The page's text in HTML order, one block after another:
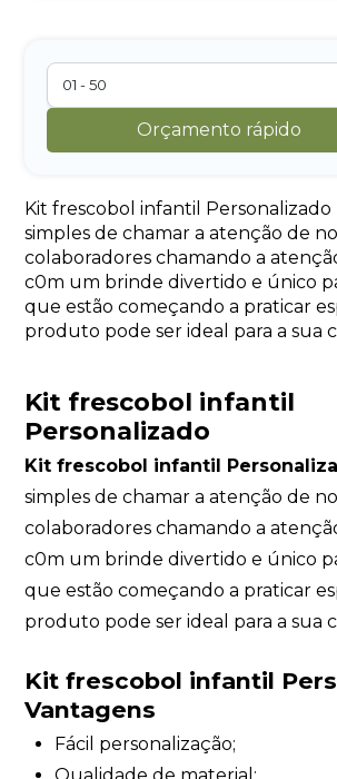
Orçamento rápido
Kit frescobol infantil
simples de chamar a atenção de
colaboradores chamando a
c0m um brinde divertido e único
que estão começando a praticar
produto pode ser ideal para a sua
Kit frescobol infantil
Personalizado
Kit frescobol infantil
simples de chamar a atenção de
colaboradores chamando a
c0m um brinde divertido e único
que estão começando a praticar
produto pode ser ideal para a sua
Kit frescobol infantil
Vantagens
Fácil personalização;